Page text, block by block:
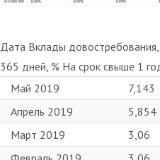
Дата Вклады
365 дней, % На срок свыше 1
Май 2019
7,143
Апрель 2019
5,854
Март 2019
3,06